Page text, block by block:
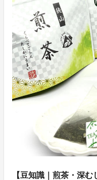
【豆知識｜煎茶・深む